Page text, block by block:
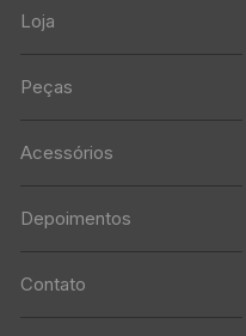
Loja
Peças
Acessórios
Depoimentos
Contato